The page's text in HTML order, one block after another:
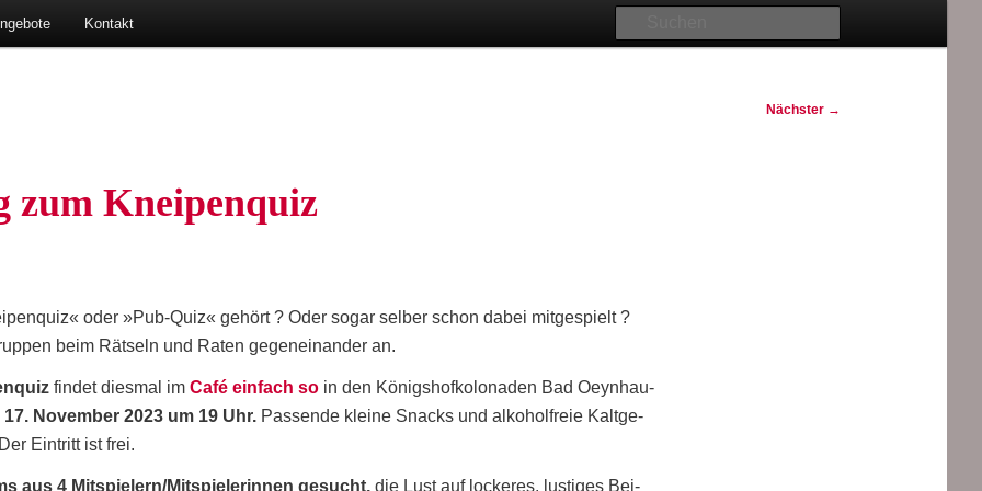
Kon­takt
Nächster →
zum Kneipenquiz
oder »Pub-Quiz« gehört ? Oder sogar sel­ber schon dabei mit­ge­spielt ?
beim Rät­seln und Raten gegen­ein­an­der an.
fin­det dies­mal imCafé ein­fach so in den Königs­hof­ko­lo­na­den Bad Oeyn­hau­
17. Novem­ber 2023 um 19 Uhr. Pas­sen­de klei­ne Snacks und alko­hol­freie Kalt­ge­
Ein­tritt ist frei.
aus 4 Mitspielern/Mitspielerinnen gesucht, die Lust auf locke­res, lus­ti­ges Bei­